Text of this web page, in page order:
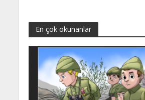
En çok okunanlar